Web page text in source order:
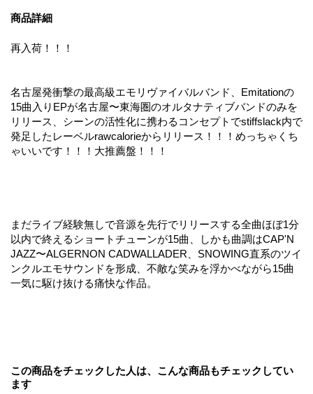
商品詳細
再入荷！！！
名古屋発衝撃の最高級エモリヴァイバルバンド、Emitationの
15曲入りEPが名古屋〜東海圏のオルタナティブバンドのみを
リリース、シーンの活性化に携わるコンセプトでstiffslack内で
発足したレーベルrawcalorieからリリース！！！めっちゃくち
ゃいいです！！！大推薦盤！！！
まだライブ経験無しで音源を先行でリリースする全曲ほぼ1分
以内で終えるショートチューンが15曲、しかも曲調はCAP'N
JAZZ〜ALGERNON CADWALLADER、SNOWING直系のツイ
ンクルエモサウンドを形成、不敵な笑みを浮かべながら15曲
一気に駆け抜ける痛快な作品。
この商品をチェックした人は、こんな商品もチェックしてい
ます